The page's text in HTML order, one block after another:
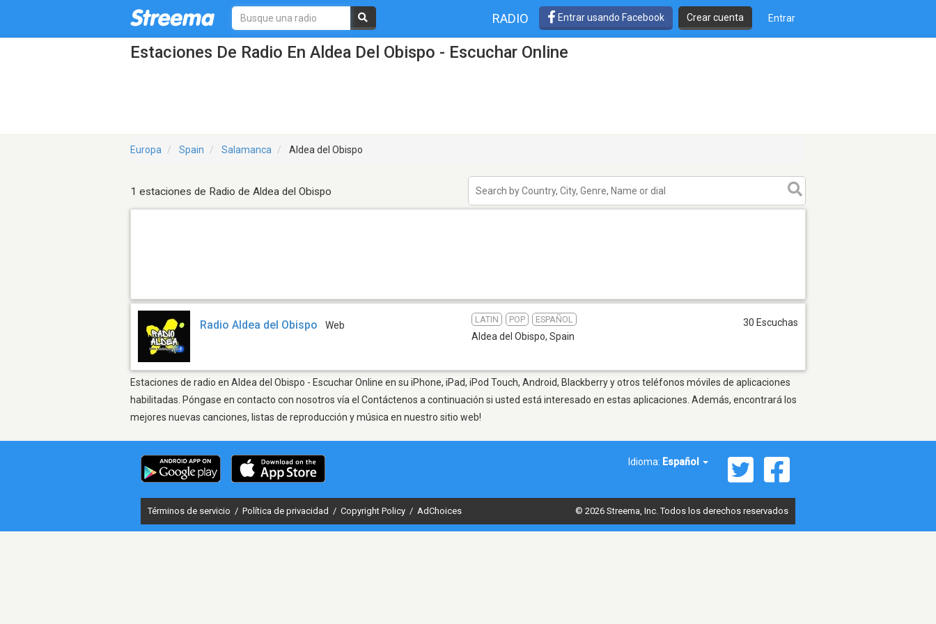
RADIO Entrar usando Facebook Crear cuenta Entrar
Estaciones De Radio En Aldea Del Obispo - Escuchar Online
Europa Spain Salamanca Aldea del Obispo
1 estaciones de Radio de Aldea del Obispo
Radio Aldea del Obispo Web
LATIN POP ESPAÑOL
Aldea del Obispo, Spain
30 Escuchas
Estaciones de radio en Aldea del Obispo - Escuchar Online en su iPhone, iPad, iPod Touch, Android, Blackberry y otros teléfonos móviles de aplicaciones
habilitadas. Póngase en contacto con nosotros vía el Contáctenos a continuación si usted está interesado en estas aplicaciones. Además, encontrará los
mejores nuevas canciones, listas de reproducción y música en nuestro sitio web!
Idioma: Español
Términos de servicio / Política de privacidad / Copyright Policy / AdChoices © 2026 Streema, Inc. Todos los derechos reservados